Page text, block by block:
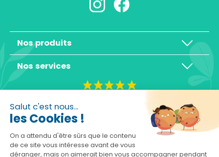
Salut c'est nous...
les Cookies !
On a attendu d'être sûrs que le contenu
de ce site vous intéresse avant de vous
déranger, mais on aimerait bien vous accompagner pendant
Nos produits
Nos services